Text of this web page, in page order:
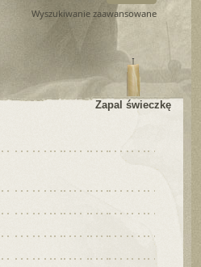
Wyszukiwanie zaawansowane
Zapal świeczkę